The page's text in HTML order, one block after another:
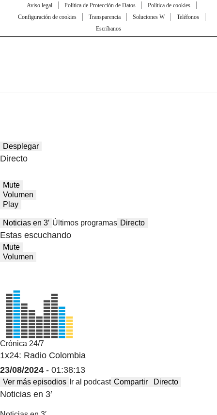
Aviso legal Política de Protección de Datos
Política de cookies
Configuración de cookies
Transparencia Soluciones W
Teléfonos
Escríbanos
Desplegar
Directo
Mute
Volumen
Play
Noticias en 3′ Últimos programas Directo
Estas escuchando
Mute
Volumen
Crónica 24/7
1x24: Radio Colombia
23/08/2024 - 01:38:13
Ver más episodios Ir al podcast Compartir Directo
Noticias en 3′